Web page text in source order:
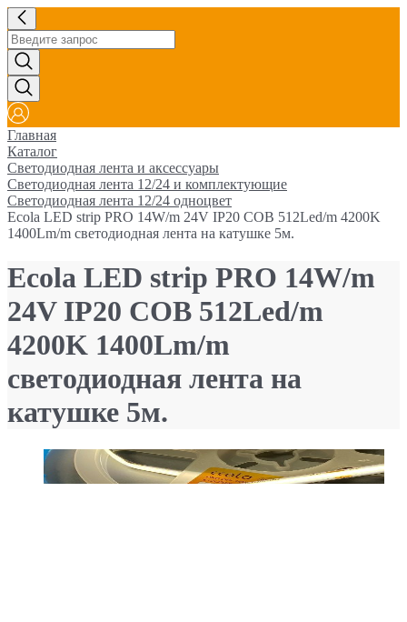
Главная
Каталог
Светодиодная лента и аксессуары
Светодиодная лента 12/24 и комплектующие
Светодиодная лента 12/24 одноцвет
Ecola LED strip PRO 14W/m 24V IP20 COB 512Led/m 4200K
1400Lm/m светодиодная лента на катушке 5м.
Ecola LED strip PRO 14W/m
24V IP20 COB 512Led/m
4200K 1400Lm/m
светодиодная лента на
катушке 5м.